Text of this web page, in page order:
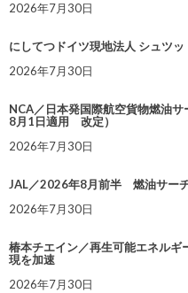
2026年7月30日
にしてつドイツ現地法人 シュツ
2026年7月30日
NCA／日本発国際航空貨物燃油
8月1日適用 改定）
2026年7月30日
JAL／2026年8月前半 燃油サー
2026年7月30日
椿本チエイン／再生可能エネル
現を加速
2026年7月30日